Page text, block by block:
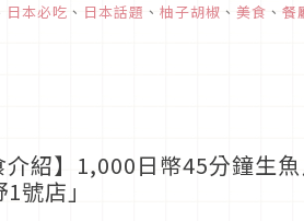
日本必吃 、 日本話題 、 柚子胡椒 、 美食 、 餐
介紹】1,000日幣45分鐘生
號店」